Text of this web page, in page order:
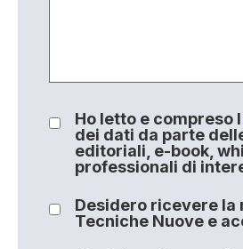
Ho letto e compreso
dei dati da parte
editoriali, e-book,
professionali di
Desidero ricevere la
Tecniche Nuove e